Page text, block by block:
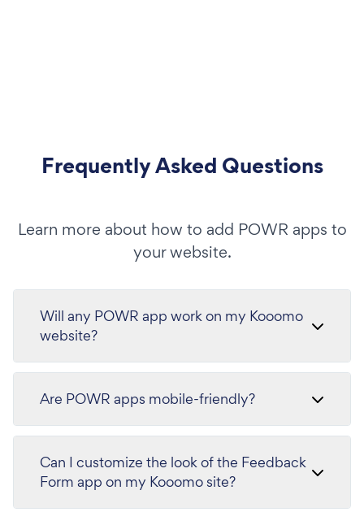
Frequently Asked Questions
Learn more about how to add POWR apps to
your website.
Will any POWR app work on my Kooomo
website?
Are POWR apps mobile-friendly?
Can I customize the look of the Feedback
Form app on my Kooomo site?